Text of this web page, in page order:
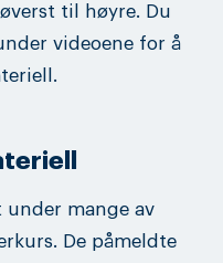
til høyre. Du
videoene for å
under mange av
De påmeldte